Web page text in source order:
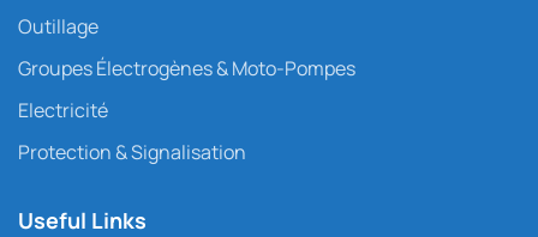
Outillage
Groupes Électrogènes & Moto-Pompes
Electricité
Protection & Signalisation
Useful Links